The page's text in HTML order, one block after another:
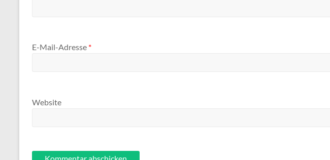
E-Mail-Adresse *
Website